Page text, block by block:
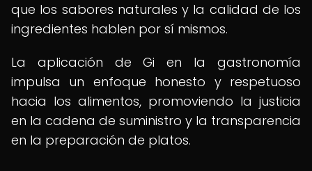
que los sabores naturales y la calidad de los
ingredientes hablen por sí mismos.
La aplicación de Gi en la gastronomía
impulsa un enfoque honesto y respetuoso
hacia los alimentos, promoviendo la justicia
en la cadena de suministro y la transparencia
en la preparación de platos.